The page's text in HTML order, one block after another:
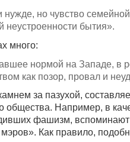
нужде, но чувство
неустроенности бытия».
много:
нормой на Западе, в
как позор, провал и
за пазухой,
общества. Например, в
фашизм,
Как правило,